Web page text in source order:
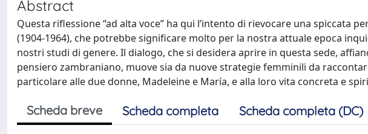
Abstract
Questa riflessione “ad alta voce” ha qui l’intento di rievocare una spiccata
(1904-1964), che potrebbe significare molto per la nostra attuale epoca
nostri studi di genere. Il dialogo, che si desidera aprire in questa sede,
pensiero zambraniano, muove sia da nuove strategie femminili da
particolare alle due donne, Madeleine e María, e alla loro vita concreta e
Scheda breve Scheda completa Scheda completa (DC)